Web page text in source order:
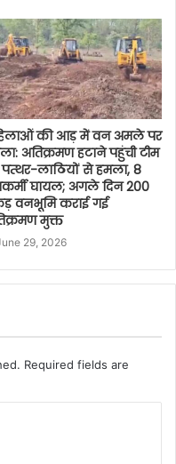
की आड़ में वन अमले पर
अतिक्रमण हटाने पहुंची टीम
लाठियों से हमला, 8
घायल; अगले दिन 200
वनभूमि कराई गई
मुक्त
29, 2026
Required fields are